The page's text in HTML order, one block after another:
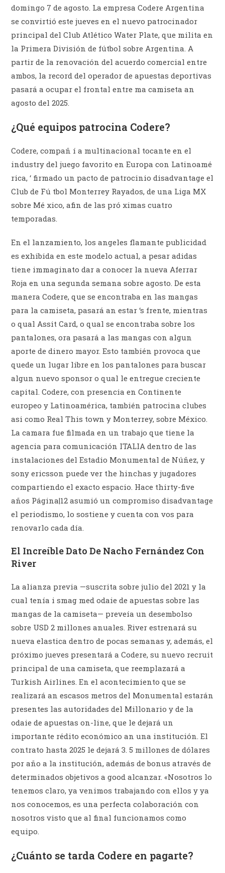
domingo 7 de agosto. La empresa Codere Argentina
se convirtió este jueves en el nuevo patrocinador
principal del Club Atlético Water Plate, que milita en
la Primera División de fútbol sobre Argentina. A
partir de la renovación del acuerdo comercial entre
ambos, la record del operador de apuestas deportivas
pasará a ocupar el frontal entre ma camiseta an
agosto del 2025.
¿Qué equipos patrocina Codere?
Codere, compañ í a multinacional tocante en el
industry del juego favorito en Europa con Latinoamé
rica, ‘ firmado un pacto de patrocinio disadvantage el
Club de Fú tbol Monterrey Rayados, de una Liga MX
sobre Mé xico, afin de las pró ximas cuatro
temporadas.
En el lanzamiento, los angeles flamante publicidad
es exhibida en este modelo actual, a pesar adidas
tiene immaginato dar a conocer la nueva Aferrar
Roja en una segunda semana sobre agosto. De esta
manera Codere, que se encontraba en las mangas
para la camiseta, pasará an estar ‘s frente, mientras
o qual Assit Card, o qual se encontraba sobre los
pantalones, ora pasará a las mangas con algun
aporte de dinero mayor. Esto también provoca que
quede un lugar libre en los pantalones para buscar
algun nuevo sponsor o qual le entregue creciente
capital. Codere, con presencia en Continente
europeo y Latinoamérica, también patrocina clubes
asi como Real This town y Monterrey, sobre México.
La camara fue filmada en un trabajo que tiene la
agencia para comunicación ITALIA dentro de las
instalaciones del Estadio Monumental de Núñez, y
sony ericsson puede ver the hinchas y jugadores
compartiendo el exacto espacio. Hace thirty-five
años Página|12 asumió un compromiso disadvantage
el periodismo, lo sostiene y cuenta con vos para
renovarlo cada día.
El Increíble Dato De Nacho Fernández Con
River
La alianza previa —suscrita sobre julio del 2021 y la
cual tenía i smag med odaie de apuestas sobre las
mangas de la camiseta— preveía un desembolso
sobre USD 2 millones anuales. River estrenará su
nueva elastica dentro de pocas semanas y, además, el
próximo jueves presentará a Codere, su nuevo recruit
principal de una camiseta, que reemplazará a
Turkish Airlines. En el acontecimiento que se
realizará an escasos metros del Monumental estarán
presentes las autoridades del Millonario y de la
odaie de apuestas on-line, que le dejará un
importante rédito económico an una institución. El
contrato hasta 2025 le dejará 3. 5 millones de dólares
por año a la institución, además de bonus através de
determinados objetivos a good alcanzar. «Nosotros lo
tenemos claro, ya venimos trabajando con ellos y ya
nos conocemos, es una perfecta colaboración con
nosotros visto que al final funcionamos como
equipo.
¿Cuánto se tarda Codere en pagarte?